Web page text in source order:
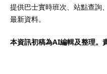
提供巴士實時班次、站點查詢
最新資料。
本資訊初稿為AI編輯及整理。